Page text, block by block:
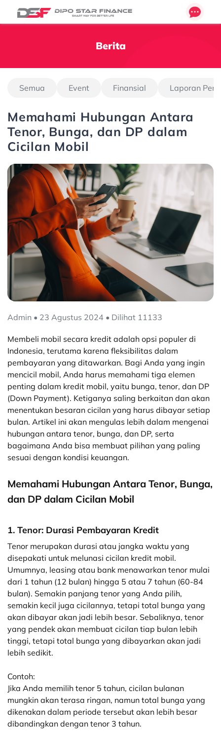
Berita
Semua Event Finansial Laporan
Memahami Hubungan Antara
Tenor, Bunga, dan DP dalam
Cicilan Mobil
Admin • 23 Agustus 2024 • Dilihat 11133
Membeli mobil secara kredit adalah opsi populer di
Indonesia, terutama karena fleksibilitas dalam
pembayaran yang ditawarkan. Bagi Anda yang ingin
mencicil mobil, Anda harus memahami tiga elemen
penting dalam kredit mobil, yaitu bunga, tenor, dan DP
(Down Payment). Ketiganya saling berkaitan dan akan
menentukan besaran cicilan yang harus dibayar setiap
bulan. Artikel ini akan mengulas lebih dalam mengenai
hubungan antara tenor, bunga, dan DP, serta
bagaimana Anda bisa membuat pilihan yang paling
sesuai dengan kondisi keuangan.
Memahami Hubungan Antara Tenor, Bunga,
dan DP dalam Cicilan Mobil
1. Tenor: Durasi Pembayaran Kredit
Tenor merupakan durasi atau jangka waktu yang
disepakati untuk melunasi cicilan kredit mobil.
Umumnya, leasing atau bank menawarkan tenor mulai
dari 1 tahun (12 bulan) hingga 5 atau 7 tahun (60-84
bulan). Semakin panjang tenor yang Anda pilih,
semakin kecil juga cicilannya, tetapi total bunga yang
akan dibayar akan jadi lebih besar. Sebaliknya, tenor
yang pendek akan membuat cicilan tiap bulan lebih
tinggi, tetapi total bunga yang dibayarkan akan jadi
lebih sedikit.
Contoh:
Jika Anda memilih tenor 5 tahun, cicilan bulanan
mungkin akan terasa ringan, namun total bunga yang
dikenakan dalam periode tersebut akan lebih besar
dibandingkan dengan tenor 3 tahun.